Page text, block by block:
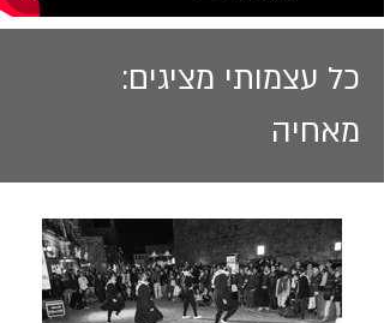
כל עצמותי מציגים:
מאחיה